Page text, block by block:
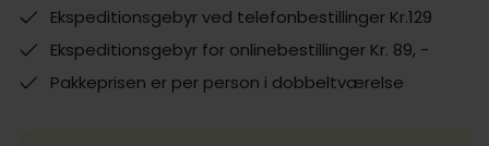
Ekspeditionsgebyr ved telefonbestillinger Kr.129
Ekspeditionsgebyr for onlinebestillinger Kr. 89, -
Pakkeprisen er per person i dobbeltværelse